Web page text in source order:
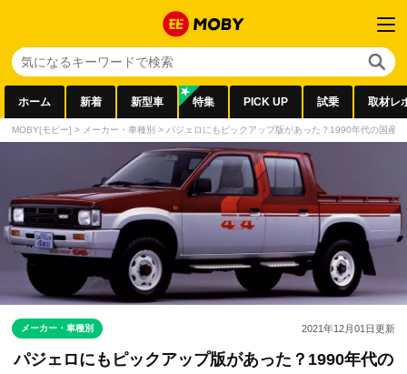
ホーム 新着 新型車 特集 PICK UP 試乗 取材レ
MOBY[モビー] > メーカー・車種別 > パジェロにもピックアップ版があった？1990年代の国産
メーカー・車種別 2021年12月01日更新
パジェロにもピックアップ版があった？1990年代の